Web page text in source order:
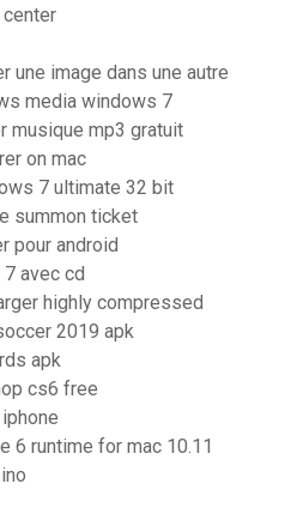
une image dans une autre
media windows 7
musique mp3 gratuit
on mac
7 ultimate 32 bit
summon ticket
pour android
avec cd
highly compressed
2019 apk
apk
cs6 free
6 runtime for mac 10.11